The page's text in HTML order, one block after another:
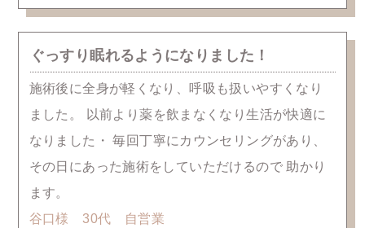
ぐっすり眠れるようになりました！
施術後に全身が軽くなり、呼吸も扱いやすくなり
ました。 以前より薬を飲まなくなり生活が快適に
なりました・ 毎回丁寧にカウンセリングがあり、
その日にあった施術をしていただけるので 助かり
ます。
谷口様 30代 自営業